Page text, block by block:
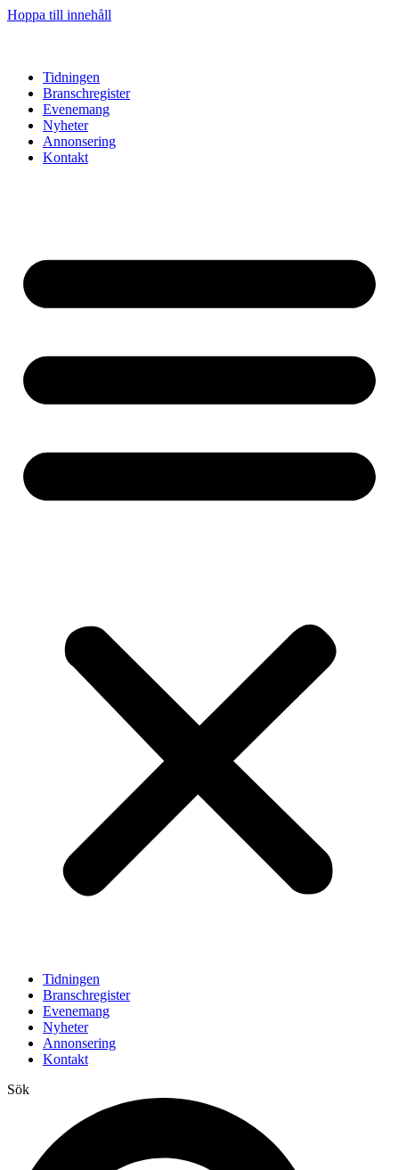
Hoppa till innehåll
Tidningen
Branschregister
Evenemang
Nyheter
Annonsering
Kontakt
Tidningen
Branschregister
Evenemang
Nyheter
Annonsering
Kontakt
Sök